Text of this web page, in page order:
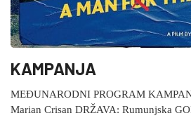
KAMPANJA
MEĐUNARODNI PROGRAM
Marian Crisan DRŽAVA: Rumunjska